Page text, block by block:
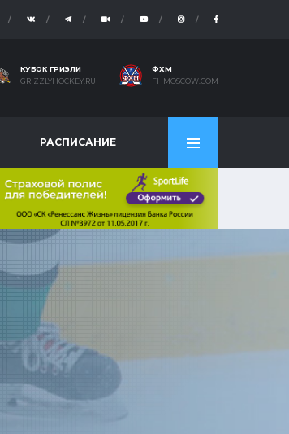
КУБОК ГРИЗЛИ
GRIZZLYHOCKEY.RU
ФХМ
FHMOSCOW.COM
РАСПИСАНИЕ